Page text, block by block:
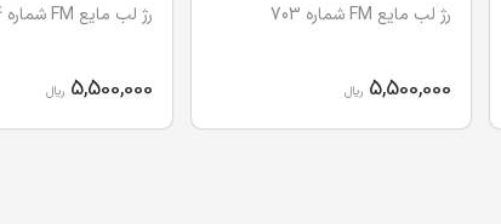
رژ لب مایع FM شماره 703
5,500,000 ریال
رژ لب مایع FM شماره 704
5,500,000 ریال